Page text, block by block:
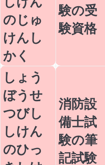
のじゅ
けんし
かく
験の受
験資格
しょう
ぼうせ
つびし
しけん
のひっ
消防設
備士試
験の筆
記試験